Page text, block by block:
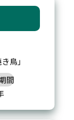
鳥」
間